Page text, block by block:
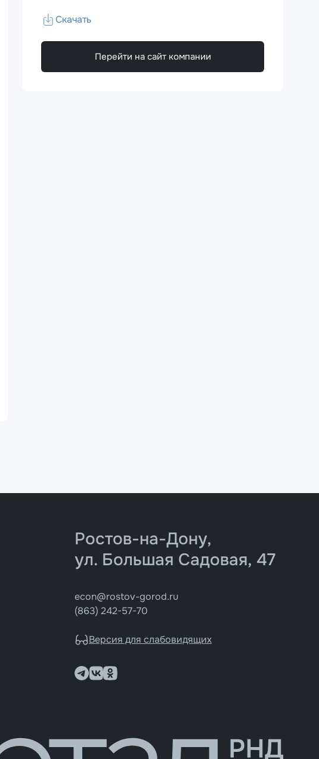
Скачать
Перейти на сайт компании
Ростов-на-Дону,
ул. Большая Садовая, 47
econ@rostov-gorod.ru
(863) 242-57-70
Версия для слабовидящих